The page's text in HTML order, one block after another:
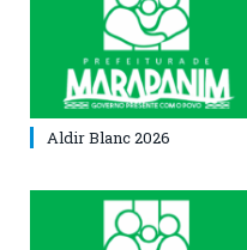
Aldir Blanc 2026